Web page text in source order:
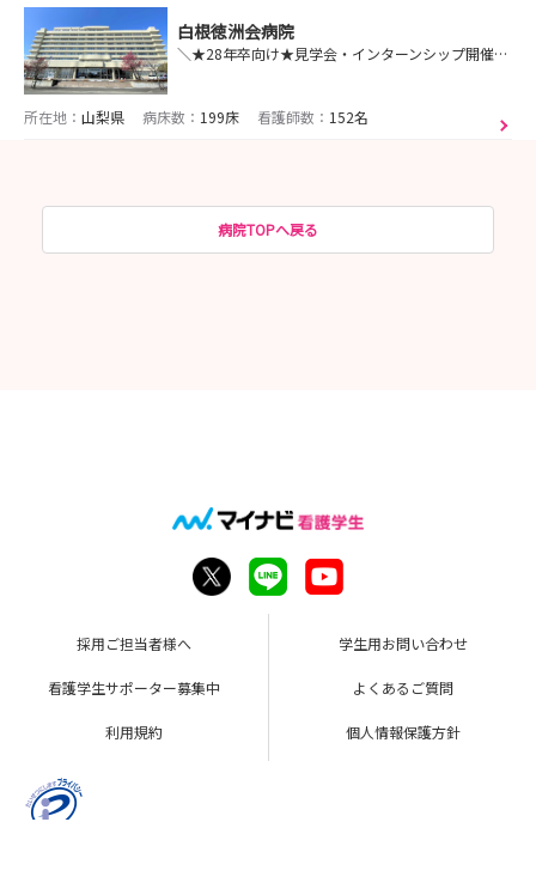
白根徳洲会病院
＼★28年卒向け★見学会・インターンシップ開催中！／先輩座談会＆認定看護師とも交流できる♪
所在地： 山梨県 病床数： 199床 看護師数： 152名
病院TOPへ戻る
採用ご担当者様へ 学生用お問い合わせ
看護学生サポーター募集中 よくあるご質問
利用規約 個人情報保護方針